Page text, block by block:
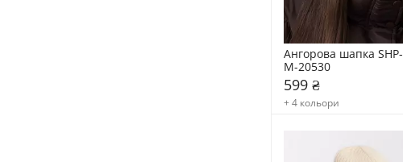
Ангорова шапка SHP-
М-20530
599 ₴
+ 4 кольори